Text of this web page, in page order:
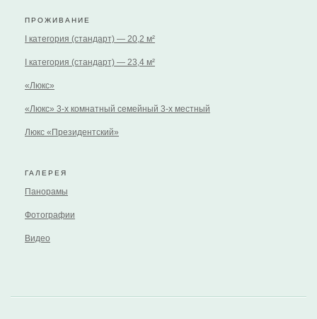
ПРОЖИВАНИЕ
I категория (стандарт) — 20,2 м²
I категория (стандарт) — 23,4 м²
«Люкс»
«Люкс» 3-х комнатный семейный 3-х местный
Люкс «Президентский»
ГАЛЕРЕЯ
Панорамы
Фотографии
Видео